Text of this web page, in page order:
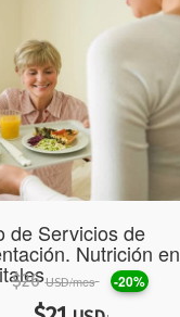
de Servicios de
Nutrición en
$26 USD/mes -20%